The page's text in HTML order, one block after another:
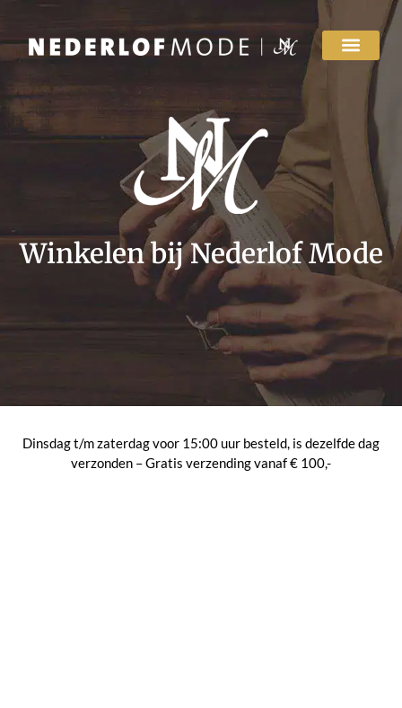
Winkelen bij Nederlof Mode
Dinsdag t/m zaterdag voor 15:00 uur besteld, is dezelfde dag
verzonden – Gratis verzending vanaf € 100,-